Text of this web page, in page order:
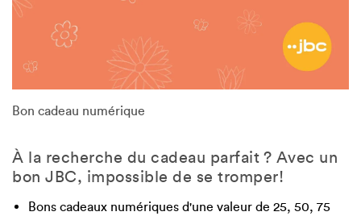
Bon cadeau numérique
À la recherche du cadeau parfait ? Avec un
bon JBC, impossible de se tromper!
Bons cadeaux numériques d'une valeur de 25, 50, 75